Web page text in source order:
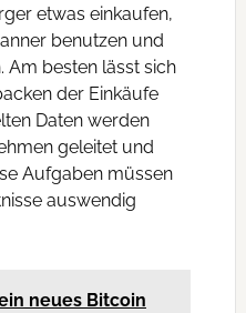
etwas einkaufen,
benutzen und
Am besten lässt sich
der Einkäufe
Daten werden
geleitet und
Aufgaben müssen
auswendig
neues Bitcoin